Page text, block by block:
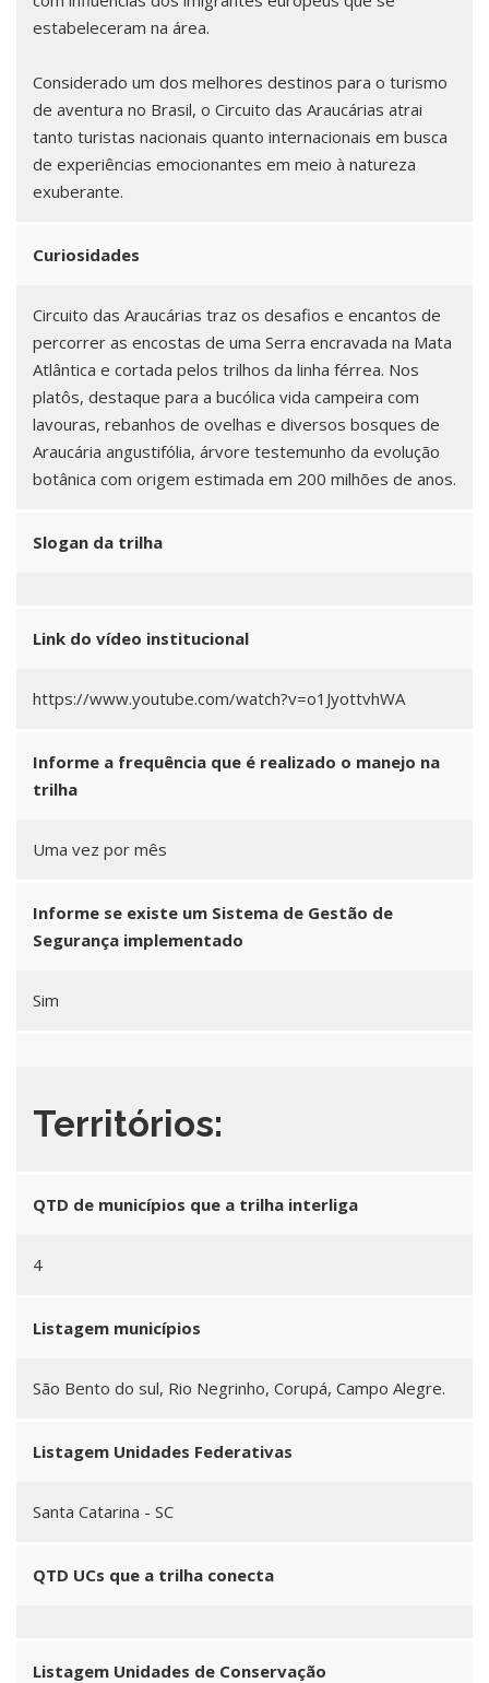
estabeleceram na área.
Considerado um dos melhores destinos para o turismo
de aventura no Brasil, o Circuito das Araucárias atrai
tanto turistas nacionais quanto internacionais em busca
de experiências emocionantes em meio à natureza
exuberante.
Curiosidades
Circuito das Araucárias traz os desafios e encantos de
percorrer as encostas de uma Serra encravada na Mata
Atlântica e cortada pelos trilhos da linha férrea. Nos
platôs, destaque para a bucólica vida campeira com
lavouras, rebanhos de ovelhas e diversos bosques de
Araucária angustifólia, árvore testemunho da evolução
botânica com origem estimada em 200 milhões de anos.
Slogan da trilha
Link do vídeo institucional
https://www.youtube.com/watch?v=o1JyottvhWA
Informe a frequência que é realizado o manejo na
trilha
Uma vez por mês
Informe se existe um Sistema de Gestão de
Segurança implementado
Sim
Territórios:
QTD de municípios que a trilha interliga
4
Listagem municípios
São Bento do sul, Rio Negrinho, Corupá, Campo Alegre.
Listagem Unidades Federativas
Santa Catarina - SC
QTD UCs que a trilha conecta
Listagem Unidades de Conservação